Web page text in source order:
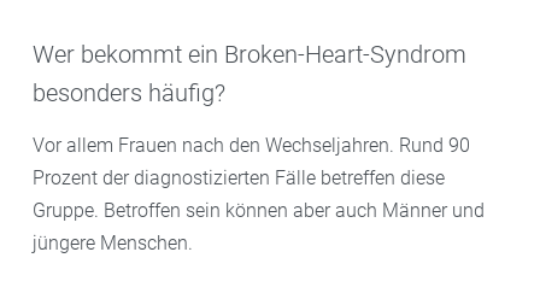
Wer bekommt ein Broken-Heart-Syndrom
besonders häufig?
Vor allem Frauen nach den Wechseljahren. Rund 90
Prozent der diagnostizierten Fälle betreffen diese
Gruppe. Betroffen sein können aber auch Männer und
jüngere Menschen.